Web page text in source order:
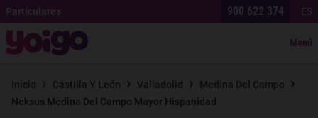
Particulares 900 622 374 ES
Menú
Inicio › Castilla Y León › Valladolid › Medina Del Campo ›
Neksus Medina Del Campo Mayor Hispanidad